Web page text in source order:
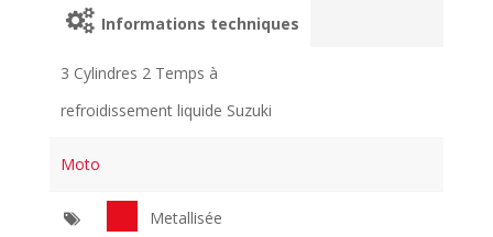
Informations techniques
3 Cylindres 2 Temps à
refroidissement liquide Suzuki
Moto
Metallisée